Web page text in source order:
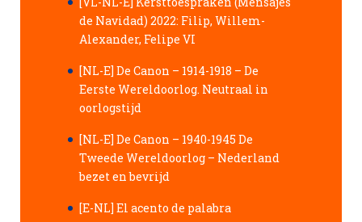
de Navidad) 2022: Filip, Willem-
Alexander, Felipe VI
[NL-E] De Canon – 1914-1918 – De
Eerste Wereldoorlog. Neutraal in
oorlogstijd
[NL-E] De Canon – 1940-1945 De
Tweede Wereldoorlog – Nederland
bezet en bevrijd
[E-NL] El acento de palabra